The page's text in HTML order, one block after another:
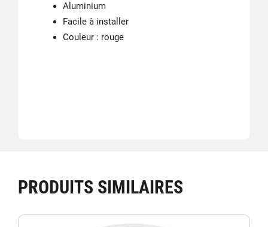
Aluminium
Facile à installer
Couleur : rouge
PRODUITS SIMILAIRES